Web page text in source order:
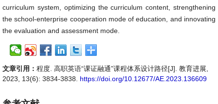
curriculum system, optimizing the curriculum content, strengthening
the school-enterprise cooperation mode of education, and innovating
the evaluation and assessment mode.
文章引用： 程度. 高职英语“课证融通”课程体系设计路径[J]. 教育进展,
2023, 13(6): 3834-3838. https://doi.org/10.12677/AE.2023.136609